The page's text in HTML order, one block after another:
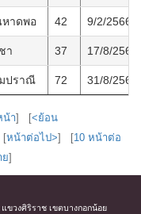
าดพอ 42 9/2/2566
า 37 17/8/2567
ปราณี 72 31/8/2564
น้า] [<ย้อน
[หน้าต่อไป>] [10 หน้าต่อ
]
ขวงศิริราช เขตบางกอกน้อย